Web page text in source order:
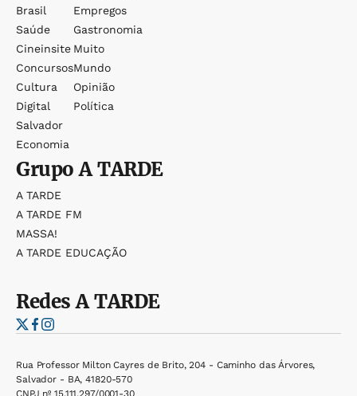
Brasil
Saúde
Cineinsite
Concursos
Cultura
Digital
Salvador
Economia
Empregos
Gastronomia
Muito
Mundo
Opinião
Política
GrupoA TARDE
A TARDE
A TARDE FM
MASSA!
A TARDE EDUCAÇÃO
RedesA TARDE
Rua Professor Milton Cayres de Brito, 204 - Caminho das Árvores,
Salvador - BA, 41820-570
CNPJ nº 15.111.297/0001-30